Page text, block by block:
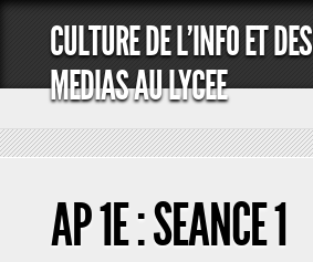
CULTURE DE L'INFO ET DES
MEDIAS AU LYCEE
AP 1E : SEANCE 1